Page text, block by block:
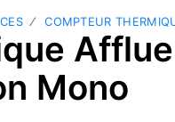
COMPTEUR
Mono